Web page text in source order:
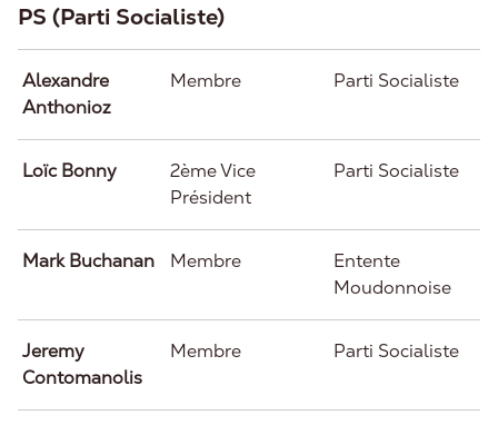
PS (Parti Socialiste)
Alexandre
Anthonioz
Membre Parti Socialiste
Loïc Bonny
2ème Vice
Président
Parti Socialiste
Mark Buchanan Membre
Entente
Moudonnoise
Jeremy
Contomanolis
Membre Parti Socialiste